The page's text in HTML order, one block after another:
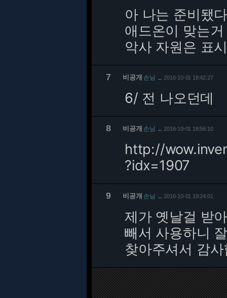
아 나는 준비됐
애드온이 맞는
악사 자원은 표
7 비공개 손님 2016-10-01 18:42:27
6/ 전 나오던데
8 비공개 손님 2016-10-01 18:56:10
http://
?idx=1907
9 비공개 손님 2016-10-01 19:24:01
제가 옛날걸 받
빼서 사용하니
찾아주셔서 감